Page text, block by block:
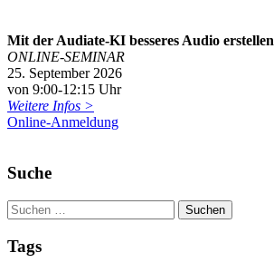
Mit der Audiate-KI besseres Audio erstellen
ONLINE-SEMINAR
25. September 2026
von 9:00-12:15 Uhr
Weitere Infos >
Online-Anmeldung
Suche
Tags